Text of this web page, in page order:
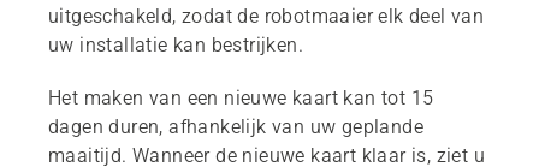
uitgeschakeld, zodat de robotmaaier elk deel van
uw installatie kan bestrijken.
Het maken van een nieuwe kaart kan tot 15
dagen duren, afhankelijk van uw geplande
maaitijd. Wanneer de nieuwe kaart klaar is, ziet u